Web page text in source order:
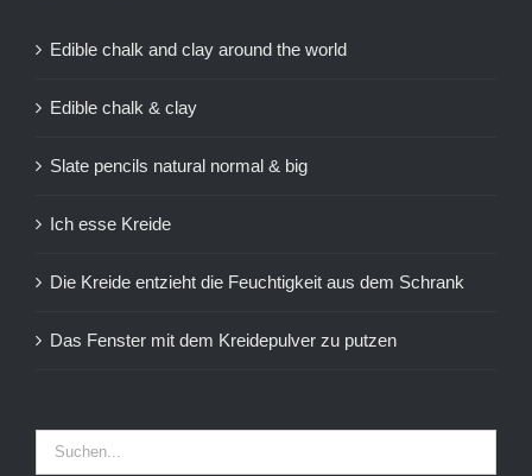
Edible chalk and clay around the world
Edible chalk & clay
Slate pencils natural normal & big
Ich esse Kreide
Die Kreide entzieht die Feuchtigkeit aus dem Schrank
Das Fenster mit dem Kreidepulver zu putzen